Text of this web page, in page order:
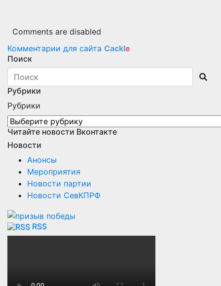
Comments are disabled
Комментарии для сайта Cackle
Поиск
Рубрики
Рубрики
Читайте новости Вконтакте
Новости
Анонсы
Мероприятия
Новости партии
Новости СевКПРФ
RSS